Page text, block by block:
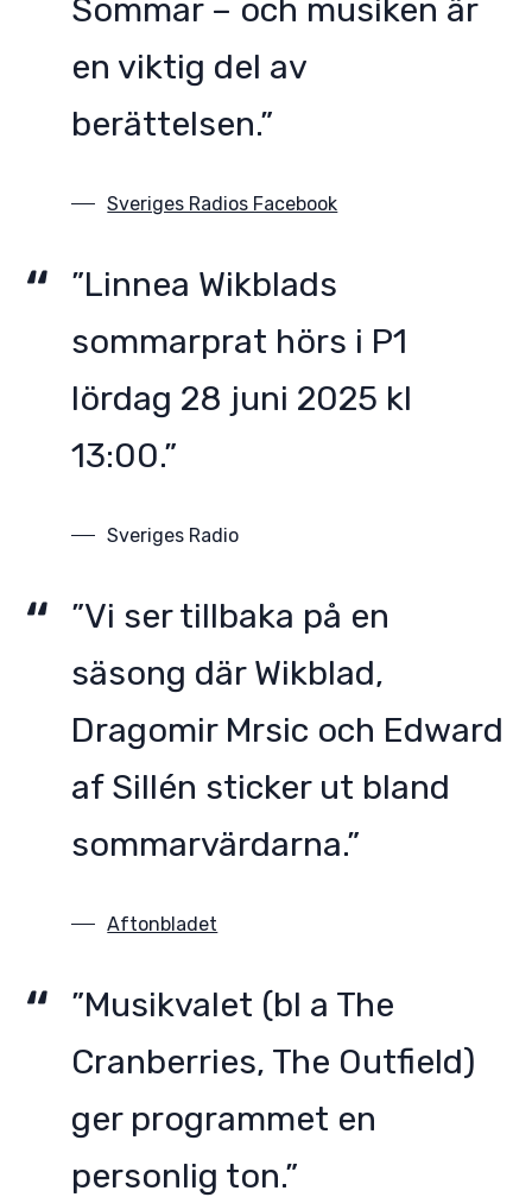
Sommar – och musiken är
en viktig del av
berättelsen.”
Sveriges Radios Facebook
”Linnea Wikblads
sommarprat hörs i P1
lördag 28 juni 2025 kl
13:00.”
Sveriges Radio
”Vi ser tillbaka på en
säsong där Wikblad,
Dragomir Mrsic och Edward
af Sillén sticker ut bland
sommarvärdarna.”
Aftonbladet
”Musikvalet (bl a The
Cranberries, The Outfield)
ger programmet en
personlig ton.”